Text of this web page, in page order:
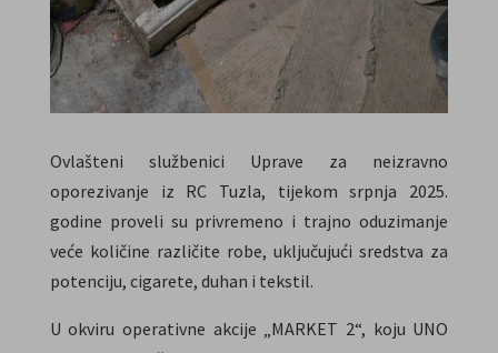
Ovlašteni službenici Uprave za neizravno
oporezivanje iz RC Tuzla, tijekom srpnja 2025.
godine proveli su privremeno i trajno oduzimanje
veće količine različite robe, uključujući sredstva za
potenciju, cigarete, duhan i tekstil.
U okviru operativne akcije „MARKET 2“, koju UNO